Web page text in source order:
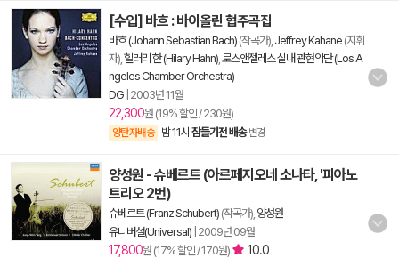
[수입] 바흐 : 바이올린 협주곡집
바흐 (Johann Sebastian Bach) (작곡가), Jeffrey Kahane (지휘
자), 힐러리 한 (Hilary Hahn) 로스앤젤레스 실내 관현악단 (Los A
ngeles Chamber Orchestra)
DG 2003년 11월
22,300원 (19% 할인 / 230원)
양탄자배송 밤 11시 잠들기전 배송 변경
양성원 - 슈베르트 (아르페지오네 소나타, '피아노
트리오 2번)
슈베르트 (Franz Schubert) (작곡가), 양성원
유니버설(Universal) 2009년 09월
17,800원 (17% 할인 / 170원) 10.0